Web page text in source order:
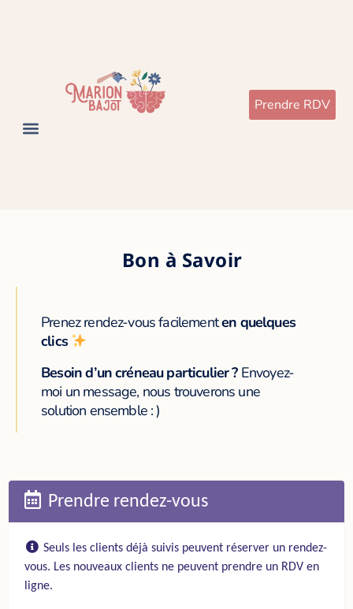
Prendre RDV
Bon à Savoir
Prenez rendez-vous facilementen quelques
clics
Besoin d’un créneau particulier ?Envoyez-
moi un message, nous trouverons une
solution ensemble : )